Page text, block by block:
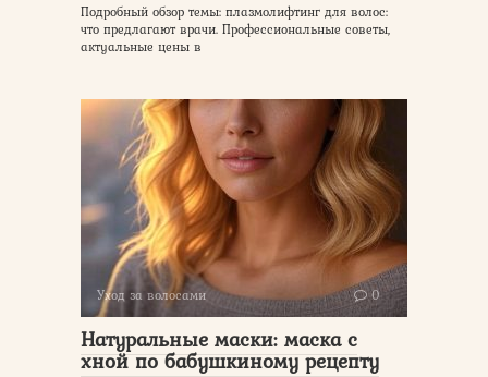
Подробный обзор темы: плазмолифтинг для волос:
что предлагают врачи. Профессиональные советы,
актуальные цены в
Уход за волосами 0
Натуральные маски: маска с
хной по бабушкиному рецепту